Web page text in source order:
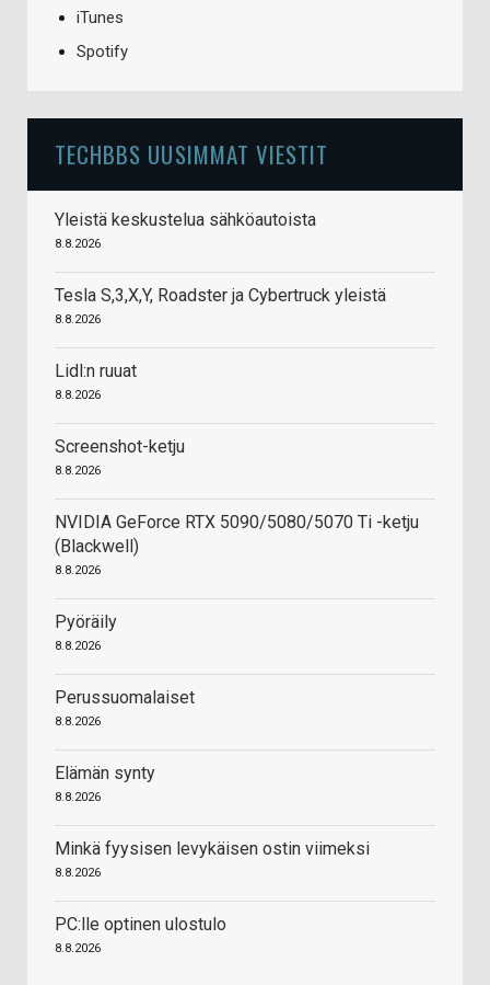
iTunes
Spotify
TECHBBS UUSIMMAT VIESTIT
Yleistä keskustelua sähköautoista
8.8.2026
Tesla S,3,X,Y, Roadster ja Cybertruck yleistä
8.8.2026
Lidl:n ruuat
8.8.2026
Screenshot-ketju
8.8.2026
NVIDIA GeForce RTX 5090/5080/5070 Ti -ketju
(Blackwell)
8.8.2026
Pyöräily
8.8.2026
Perussuomalaiset
8.8.2026
Elämän synty
8.8.2026
Minkä fyysisen levykäisen ostin viimeksi
8.8.2026
PC:lle optinen ulostulo
8.8.2026